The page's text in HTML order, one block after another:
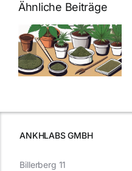
Ähnliche Beiträge
Neue THC-
Grenzwert-
Regelung:
Was Sie über
Cannabis und
müssen
ANKHLABS GMBH
Billerberg 11